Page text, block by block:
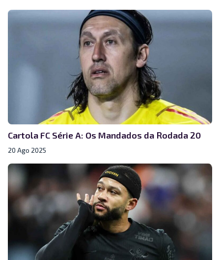
Cartola FC Série A: Os Mandados da Rodada 20
20 Ago 2025